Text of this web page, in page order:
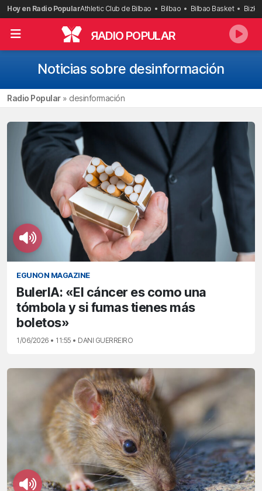
Saltar
al
contenido
Hoy en Radio PopularAthletic Club de Bilbao Bilbao Bilbao Basket
RADIO POPULAR
Noticias sobre desinformación
Radio Popular» desinformación
EGUNON MAGAZINE
BulerIA: «El cáncer es como una
tómbola y si fumas tienes más
boletos»
1/06/2026 • 11:55 • DANI GUERREIRO